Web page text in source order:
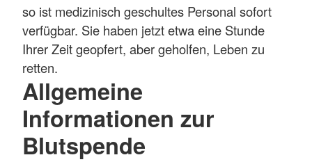
so ist medizinisch geschultes Personal sofort
verfügbar. Sie haben jetzt etwa eine Stunde
Ihrer Zeit geopfert, aber geholfen, Leben zu
retten.
Allgemeine
Informationen zur
Blutspende